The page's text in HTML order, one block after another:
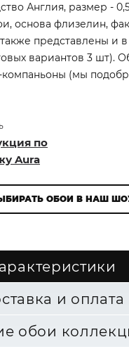
Англия, размер -
основа флизелин,
представлены и в
вариантов 3 шт).
(мы
по
Aura
ОБОИ В НАШ
и оплата
обои